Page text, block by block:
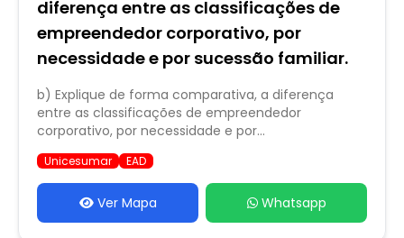
diferença entre as classificações de
empreendedor corporativo, por
necessidade e por sucessão familiar.
b) Explique de forma comparativa, a diferença
entre as classificações de empreendedor
corporativo, por necessidade e por...
Unicesumar EAD
Ver Mapa Whatsapp